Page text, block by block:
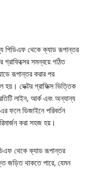
পিডিএফ থেকে ক্যাড রূপান্তর
সমন্বয়ে গঠিত
রূপান্তর করার পর
হয়। ভেক্টর গ্রাফিক্স ভিত্তিক
লাইন, আর্ক এবং অন্যান্য
ফলে ডিজাইনে পরিবর্তন
করা সহজ হয়।
থেকে ক্যাড রূপান্তর
জড়িত থাকতে পারে, যেমন